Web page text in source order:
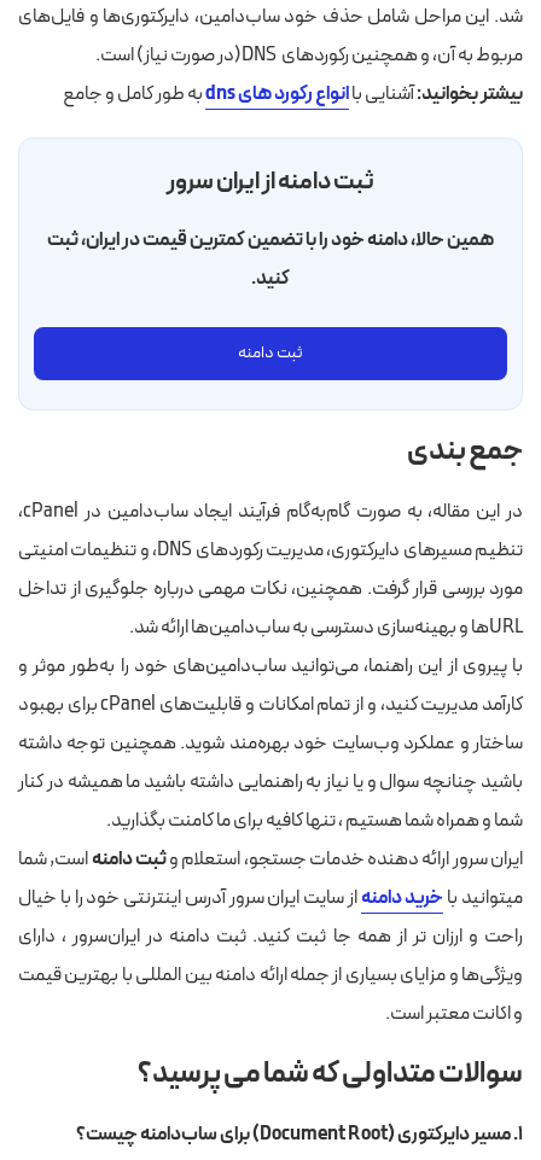
شد. این مراحل شامل حذف خود ساب‌دامین، دایرکتوری‌ها و فایل‌های
مربوط به آن، و همچنین رکوردهای DNS(در صورت نیاز) است.
بیشتر بخوانید:آشنایی باانواع رکورد های dns به طور کامل و جامع
ثبت دامنه از ایران سرور
همین حالا، دامنه خود را با تضمین کمترین قیمت در ایران، ثبت
کنید.
ثبت دامنه
جمع بندی
در این مقاله، به صورت گام‌به‌گام فرآیند ایجاد ساب‌دامین در cPanel،
تنظیم مسیرهای دایرکتوری، مدیریت رکوردهای DNS، و تنظیمات امنیتی
مورد بررسی قرار گرفت. همچنین، نکات مهمی درباره جلوگیری از تداخل
URL‌ها و بهینه‌سازی دسترسی به ساب‌دامین‌ها ارائه شد.
با پیروی از این راهنما، می‌توانید ساب‌دامین‌های خود را به‌طور موثر و
کارآمد مدیریت کنید، و از تمام امکانات و قابلیت‌های cPanel برای بهبود
ساختار و عملکرد وب‌سایت خود بهره‌مند شوید. همچنین توجه داشته
باشید چنانچه سوال و یا نیاز به راهنمایی داشته باشید ما همیشه در کنار
شما و همراه شما هستیم ، تنها کافیه برای ما کامنت بگذارید.
ایران سرور ارائه دهنده خدمات جستجو، استعلام وثبت دامنهاست, شما
میتوانید با خرید دامنهاز سایت ایران سرور آدرس اینترنتی خود را با خیال
راحت و ارزان تر از همه جا ثبت کنید. ثبت دامنه در ایران‌سرور ، دارای
ویژگی‌ها و مزایای بسیاری از جمله ارائه دامنه بین المللی با بهترین قیمت
و اکانت معتبر است.
سوالات متداولی که شما می پرسید؟
۱. مسیر دایرکتوری (Document Root) برای ساب‌دامنه چیست؟